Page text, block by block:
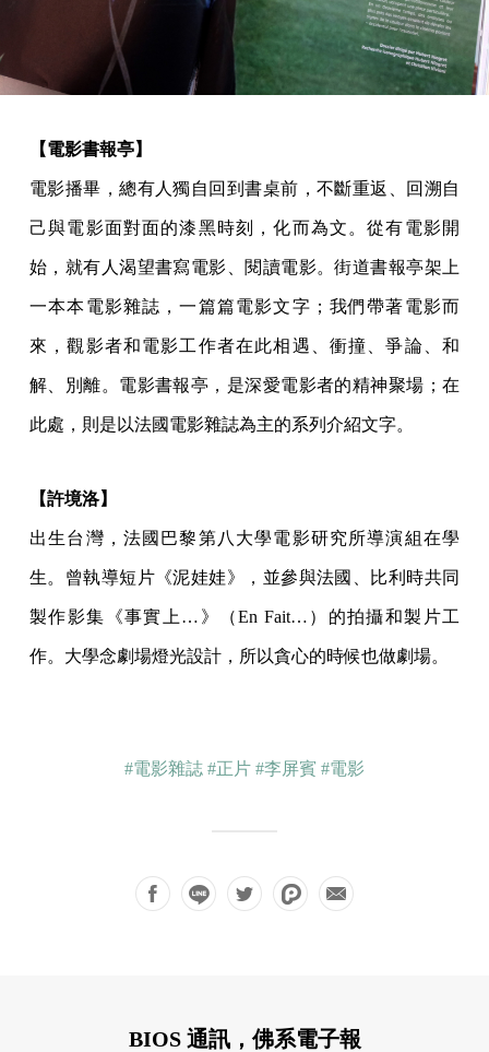
【電影書報亭】
電影播畢，總有人獨自回到書桌前，不斷重返、回溯自
己與電影面對面的漆黑時刻，化而為文。從有電影開
始，就有人渴望書寫電影、閱讀電影。街道書報亭架上
一本本電影雜誌，一篇篇電影文字；我們帶著電影而
來，觀影者和電影工作者在此相遇、衝撞、爭論、和
解、別離。電影書報亭，是深愛電影者的精神聚場；在
此處，則是以法國電影雜誌為主的系列介紹文字。
【許境洛】
出生台灣，法國巴黎第八大學電影研究所導演組在學
生。曾執導短片《泥娃娃》，並參與法國、比利時共同
製作影集《事實上…》（En Fait…）的拍攝和製片工
作。大學念劇場燈光設計，所以貪心的時候也做劇場。
#電影雜誌 #正片 #李屏賓 #電影
BIOS 通訊，佛系電子報